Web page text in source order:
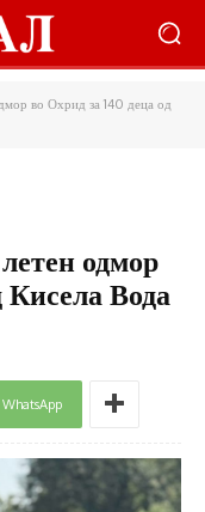
во Охрид за 140 деца од
одмор
Кисела Вода
WhatsApp